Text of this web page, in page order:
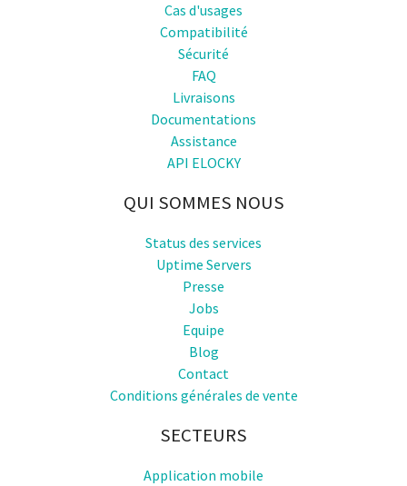
Cas d'usages
Compatibilité
Sécurité
FAQ
Livraisons
Documentations
Assistance
API ELOCKY
QUI SOMMES NOUS
Status des services
Uptime Servers
Presse
Jobs
Equipe
Blog
Contact
Conditions générales de vente
SECTEURS
Application mobile